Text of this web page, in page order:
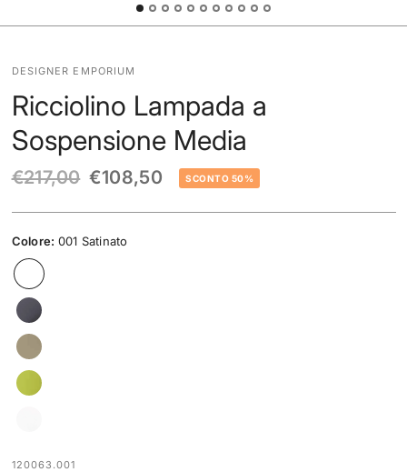
DESIGNER EMPORIUM
Ricciolino Lampada a
Sospensione Media
€217,00 €108,50 SCONTO 50%
Colore: 001 Satinato
120063.001